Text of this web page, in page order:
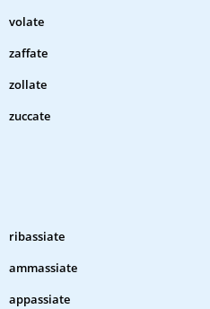
volate
zaffate
zollate
zuccate
ribassiate
ammassiate
appassiate